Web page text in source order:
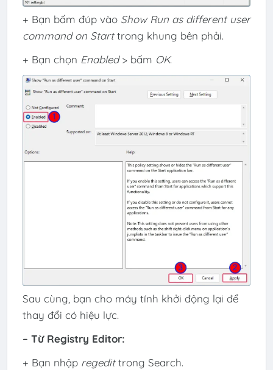
+ Bạn bấm đúp vào Show Run as different user
command on Starttrong khung bên phải.
+ Bạn chọn Enabled> bấm OK.
Sau cùng, bạn cho máy tính khởi động lại để
thay đổi có hiệu lực.
– Từ Registry Editor:
+ Bạn nhập regedittrong Search.